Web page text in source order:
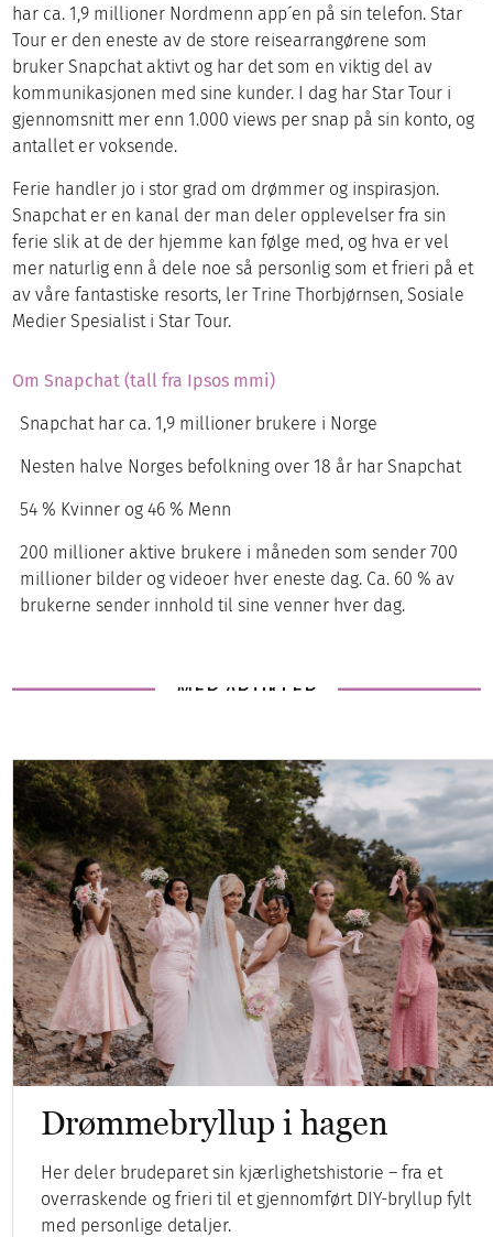
har ca. 1,9 millioner Nordmenn app´en på sin telefon. Star
Tour er den eneste av de store reisearrangørene som
bruker Snapchat aktivt og har det som en viktig del av
kommunikasjonen med sine kunder. I dag har Star Tour i
gjennomsnitt mer enn 1.000 views per snap på sin konto, og
antallet er voksende.
Ferie handler jo i stor grad om drømmer og inspirasjon.
Snapchat er en kanal der man deler opplevelser fra sin
ferie slik at de der hjemme kan følge med, og hva er vel
mer naturlig enn å dele noe så personlig som et frieri på et
av våre fantastiske resorts, ler Trine Thorbjørnsen, Sosiale
Medier Spesialist i Star Tour.
Om Snapchat (tall fra Ipsos mmi)
Snapchat har ca. 1,9 millioner brukere i Norge
Nesten halve Norges befolkning over 18 år har Snapchat
54 % Kvinner og 46 % Menn
200 millioner aktive brukere i måneden som sender 700
millioner bilder og videoer hver eneste dag. Ca. 60 % av
brukerne sender innhold til sine venner hver dag.
MER ARTIKLER
Drømmebryllup i hagen
Her deler brudeparet sin kjærlighetshistorie – fra et
overraskende og frieri til et gjennomført DIY-bryllup fylt
med personlige detaljer.